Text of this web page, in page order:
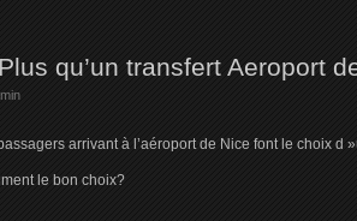
qu’un transfert Aeroport
arrivant à l’aéroport de Nice font le choix d
le bon choix?